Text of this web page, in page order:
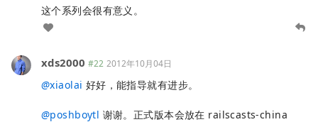
这个系列会很有意义。
xds2000 #22 2012年10月04日
@xiaolai 好好，能指导就有进步。
@poshboytl 谢谢。正式版本会放在 railscasts-china